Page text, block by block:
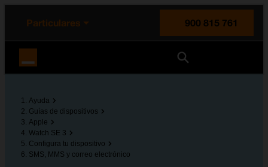
principal
la página
Particulares
900 815 761
Ayuda
Guías de dispositivos
Apple
Watch SE 3
Configura tu dispositivo
SMS, MMS y correo electrónico